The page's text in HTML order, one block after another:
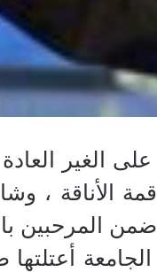
على الغير
قمة الأناقة ،
ضمن المرحبين
الجامعة